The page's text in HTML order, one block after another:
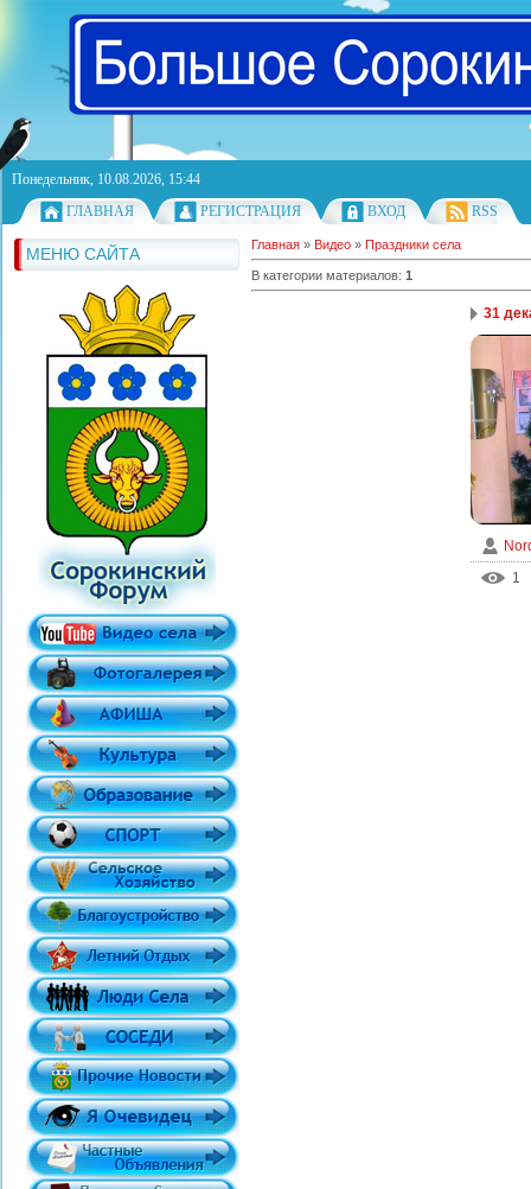
Понедельник, 10.08.2026, 15:44
ГЛАВНАЯ
РЕГИСТРАЦИЯ ВХОД RSS
МЕНЮ САЙТА Главная » Видео » Праздники села
В категории материалов: 1
31
1